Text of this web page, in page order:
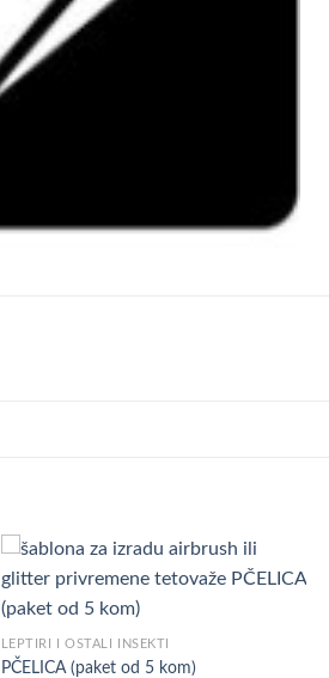
LEPTIRI I OSTALI INSEKTI
PČELICA (paket od 5 kom)